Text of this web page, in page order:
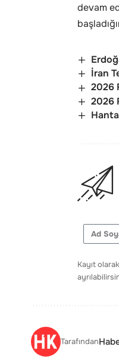
devam
İran
2026
2026
Kayıt olarak
Tarafından